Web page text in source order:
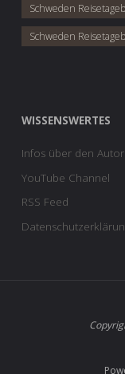
Schweden
Schweden
WISSENSWERTES
Infos über den Autor
YouTube Channel
RSS Feed